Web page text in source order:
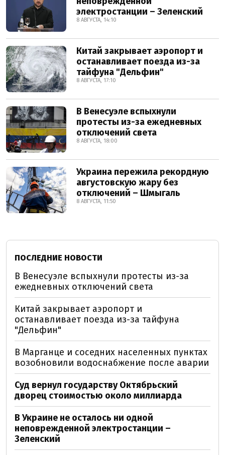
электростанции – Зеленский
8 АВГУСТА, 14:10
Китай закрывает аэропорт и
останавливает поезда из-за
тайфуна "Дельфин"
8 АВГУСТА, 17:10
В Венесуэле вспыхнули
протесты из-за ежедневных
отключений света
8 АВГУСТА, 18:00
Украина пережила рекордную
августовскую жару без
отключений – Шмыгаль
8 АВГУСТА, 11:50
ПОСЛЕДНИЕ НОВОСТИ
В Венесуэле вспыхнули протесты из-за
ежедневных отключений света
Китай закрывает аэропорт и
останавливает поезда из-за тайфуна
"Дельфин"
В Марганце и соседних населенных пунктах
возобновили водоснабжение после аварии
Суд вернул государству Октябрьский
дворец стоимостью около миллиарда
В Украине не осталось ни одной
неповрежденной электростанции –
Зеленский